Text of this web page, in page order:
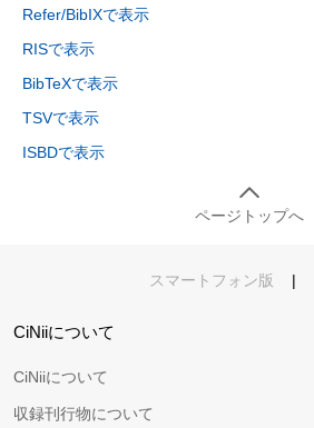
Refer/BibIXで表示
RISで表示
BibTeXで表示
TSVで表示
ISBDで表示
ページトップへ
スマートフォン版 |
CiNiiについて
CiNiiについて
収録刊行物について